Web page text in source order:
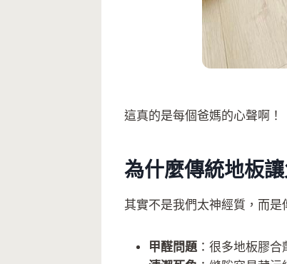
這真的是每個爸媽的心聲啊！
為什麼傳統地板
其實不是我們太神經質，而是
甲醛問題：很多地板膠合